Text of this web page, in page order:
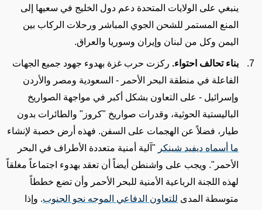
ينبغي على الولايات المتحدة دعم دول الخليج في سعيها إلى
المنع المستمر للشحن الجوي المباشر ورحلات الركاب بين
اليمن وكل من لبنان وإيران وسوريا والعراق.
بناء تحالف احتواء. ركزت حرب غزة بهدوء جهود جميع الجهات
الفاعلة في منطقة البحر الأحمر - السعودية ومصر والأردن
وإسرائيل - على التعاون بشكل أكبر في مواجهة الصواريخ
الباليستية الحوثية، وقدرات صواريخ "كروز" والطائرات بدون
طيار، فضلاً عن الهجمات على السفن. فهذه أرض خصبة لإنشاء
ما أسماه ديفيد شينكر "آلية أمنية متعددة الأطراف في البحر
الأحمر". ويجب على واشنطن أيضاً أن تعقد بهدوء اجتماعاً مغلقاً
لهذه اللجنة الرباعية الأمنية للبحر الأحمر وأن تضع خططاً
متوسطة المدى للتعاون الدفاعي الموجه نحو الجنوب. وإذا